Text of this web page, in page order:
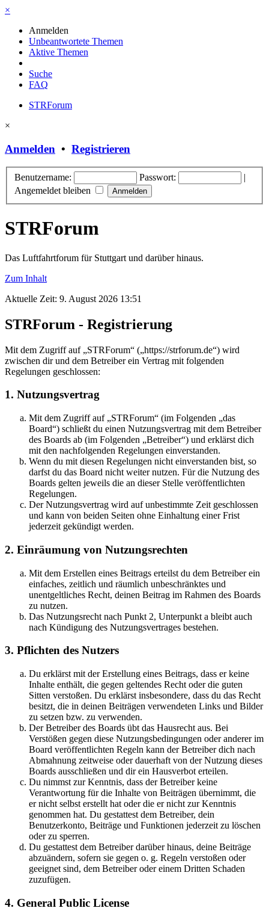
×
Anmelden
Unbeantwortete Themen
Aktive Themen
Suche
FAQ
STRForum
×
Anmelden • Registrieren
Benutzername: Passwort:
|
Angemeldet bleiben
STRForum
Das Luftfahrtforum für Stuttgart und darüber hinaus.
Zum Inhalt
Aktuelle Zeit: 9. August 2026 13:51
STRForum - Registrierung
Mit dem Zugriff auf „STRForum“ („https://strforum.de“) wird
zwischen dir und dem Betreiber ein Vertrag mit folgenden
Regelungen geschlossen:
1. Nutzungsvertrag
Mit dem Zugriff auf „STRForum“ (im Folgenden „das
Board“) schließt du einen Nutzungsvertrag mit dem Betreiber
des Boards ab (im Folgenden „Betreiber“) und erklärst dich
mit den nachfolgenden Regelungen einverstanden.
Wenn du mit diesen Regelungen nicht einverstanden bist, so
darfst du das Board nicht weiter nutzen. Für die Nutzung des
Boards gelten jeweils die an dieser Stelle veröffentlichten
Regelungen.
Der Nutzungsvertrag wird auf unbestimmte Zeit geschlossen
und kann von beiden Seiten ohne Einhaltung einer Frist
jederzeit gekündigt werden.
2. Einräumung von Nutzungsrechten
Mit dem Erstellen eines Beitrags erteilst du dem Betreiber ein
einfaches, zeitlich und räumlich unbeschränktes und
unentgeltliches Recht, deinen Beitrag im Rahmen des Boards
zu nutzen.
Das Nutzungsrecht nach Punkt 2, Unterpunkt a bleibt auch
nach Kündigung des Nutzungsvertrages bestehen.
3. Pflichten des Nutzers
Du erklärst mit der Erstellung eines Beitrags, dass er keine
Inhalte enthält, die gegen geltendes Recht oder die guten
Sitten verstoßen. Du erklärst insbesondere, dass du das Recht
besitzt, die in deinen Beiträgen verwendeten Links und Bilder
zu setzen bzw. zu verwenden.
Der Betreiber des Boards übt das Hausrecht aus. Bei
Verstößen gegen diese Nutzungsbedingungen oder anderer im
Board veröffentlichten Regeln kann der Betreiber dich nach
Abmahnung zeitweise oder dauerhaft von der Nutzung dieses
Boards ausschließen und dir ein Hausverbot erteilen.
Du nimmst zur Kenntnis, dass der Betreiber keine
Verantwortung für die Inhalte von Beiträgen übernimmt, die
er nicht selbst erstellt hat oder die er nicht zur Kenntnis
genommen hat. Du gestattest dem Betreiber, dein
Benutzerkonto, Beiträge und Funktionen jederzeit zu löschen
oder zu sperren.
Du gestattest dem Betreiber darüber hinaus, deine Beiträge
abzuändern, sofern sie gegen o. g. Regeln verstoßen oder
geeignet sind, dem Betreiber oder einem Dritten Schaden
zuzufügen.
4. General Public License